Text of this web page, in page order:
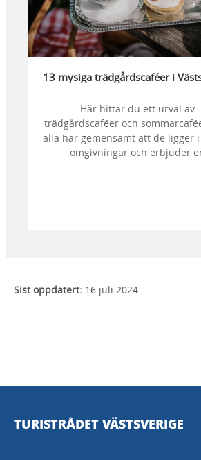
13 mysiga trädgårdscaféer i
Här hittar du ett urval av
trädgårdscaféer och
alla har gemensamt att de ligger i
omgivningar och erbjuder
Sist oppdatert: 16 juli 2024
TURISTRÅDET VÄSTSVERIGE